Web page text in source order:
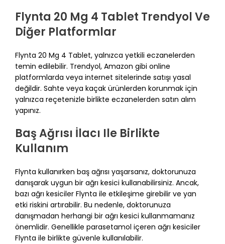
Flynta 20 Mg 4 Tablet Trendyol Ve
Diğer Platformlar
Flynta 20 Mg 4 Tablet, yalnızca yetkili eczanelerden
temin edilebilir. Trendyol, Amazon gibi online
platformlarda veya internet sitelerinde satışı yasal
değildir. Sahte veya kaçak ürünlerden korunmak için
yalnızca reçetenizle birlikte eczanelerden satın alım
yapınız.
Baş Ağrısı İlacı Ile Birlikte
Kullanım
Flynta kullanırken baş ağrısı yaşarsanız, doktorunuza
danışarak uygun bir ağrı kesici kullanabilirsiniz. Ancak,
bazı ağrı kesiciler Flynta ile etkileşime girebilir ve yan
etki riskini artırabilir. Bu nedenle, doktorunuza
danışmadan herhangi bir ağrı kesici kullanmamanız
önemlidir. Genellikle parasetamol içeren ağrı kesiciler
Flynta ile birlikte güvenle kullanılabilir.